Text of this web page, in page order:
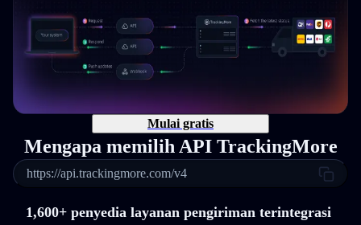
Mulai gratis
Mengapa memilih API TrackingMore
https://api.trackingmore.com/v4
1,600+ penyedia layanan pengiriman terintegrasi